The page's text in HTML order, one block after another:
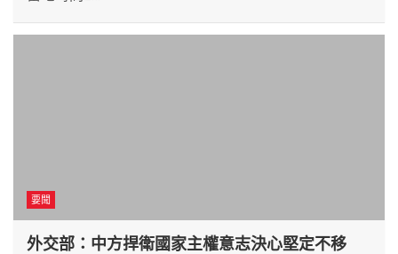
要聞
外交部：中方捍衛國家主權意志決心堅定不移